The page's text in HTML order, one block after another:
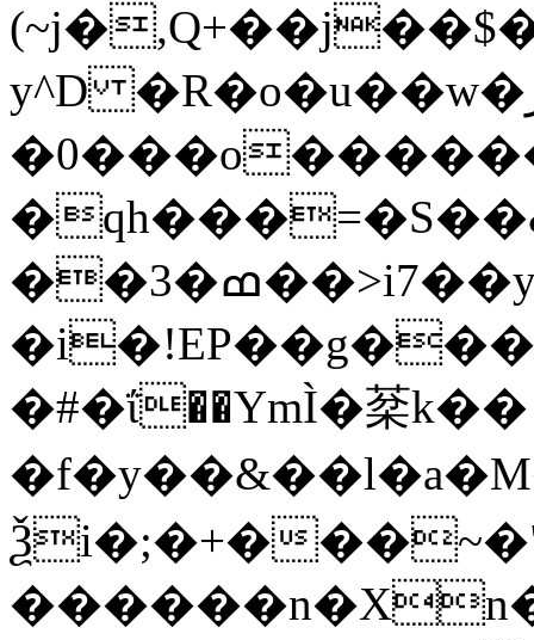
y^D �R�o�u��w�ر�l� !�c� �
��3�ߘ��>i7��yޠH�G�ٳN�=�<�$]
�#�ΐ��YmÌ�棻k��
Ѯi�;�+�